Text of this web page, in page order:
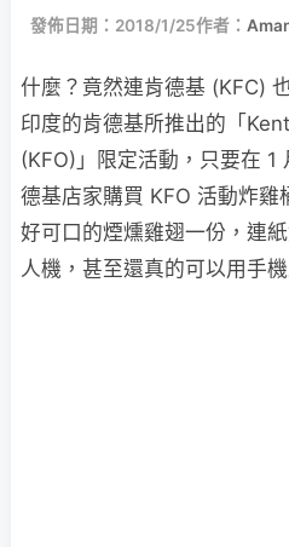
發佈日期：2018/1/25作者：
什麼？竟然連肯德基 (KFC)
印度的肯德基所推出的「
(KFO)」限定活動，只要在
德基店家購買 KFO 活動炸雞
好可口的煙燻雞翅一份，連
人機，甚至還真的可以用手